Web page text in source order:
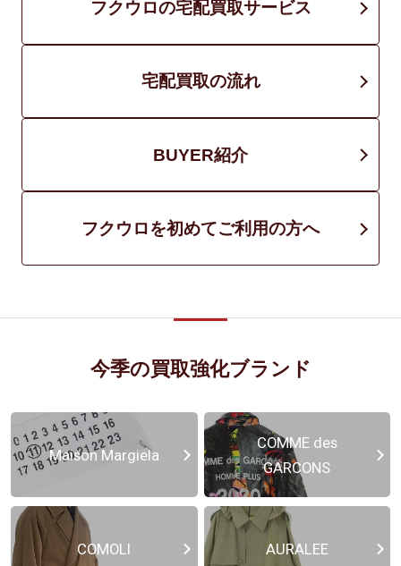
フクウロの宅配買取サービス
宅配買取の流れ
BUYER紹介
フクウロを初めてご利用の方へ
今季の買取強化ブランド
Maison Margiela
COMME des
GARCONS
COMOLI AURALEE